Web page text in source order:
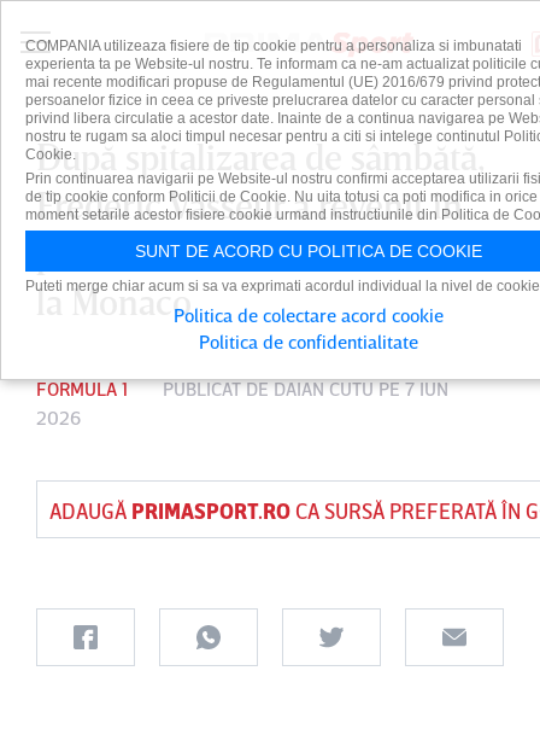
După spitalizarea de sâmbătă,
Frederic Vasseur a revenit în
paddock la Marele Premiu de
la Monaco
FORMULA 1 PUBLICAT DEDAIAN CUTUPE 7 IUN
2026
ADAUGĂ PRIMASPORT.ROCA SURSĂ PREFERATĂ ÎN
COMPANIA utilizeaza fisiere de tip cookie pentru a personaliza si imbunatati
experienta ta pe Website-ul nostru. Te informam ca ne-am actualizat politicile
mai recente modificari propuse de Regulamentul (UE) 2016/679 privind
persoanelor fizice in ceea ce priveste prelucrarea datelor cu caracter personal
privind libera circulatie a acestor date. Inainte de a continua navigarea pe
nostru te rugam sa aloci timpul necesar pentru a citi si intelege continutul
Cookie.
Prin continuarea navigarii pe Website-ul nostru confirmi acceptarea utilizarii
de tip cookie conform Politicii de Cookie. Nu uita totusi ca poti modifica in orice
moment setarile acestor fisiere cookie urmand instructiunile din Politica de
SUNT DE ACORD CU POLITICA DE COOKIE
Puteti merge chiar acum si sa va exprimati acordul individual la nivel de
Politica de colectare acord cookie
Politica de confidentialitate